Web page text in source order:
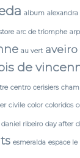
album alexandra
arc de triomphe
au vert aveiro
de
centro cerisiers
civile color coloridos
daniel ribeiro day after
esmeralda espace le